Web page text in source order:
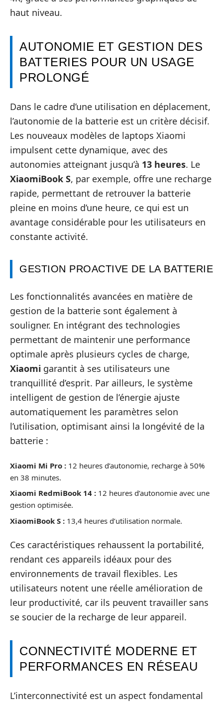
haut niveau.
AUTONOMIE ET GESTION DES
BATTERIES POUR UN USAGE
PROLONGÉ
Dans le cadre d’une utilisation en déplacement,
l’autonomie de la batterie est un critère décisif.
Les nouveaux modèles de laptops Xiaomi
impulsent cette dynamique, avec des
autonomies atteignant jusqu’à 13 heures. Le
XiaomiBook S, par exemple, offre une recharge
rapide, permettant de retrouver la batterie
pleine en moins d’une heure, ce qui est un
avantage considérable pour les utilisateurs en
constante activité.
GESTION PROACTIVE DE LA BATTERIE
Les fonctionnalités avancées en matière de
gestion de la batterie sont également à
souligner. En intégrant des technologies
permettant de maintenir une performance
optimale après plusieurs cycles de charge,
Xiaomi garantit à ses utilisateurs une
tranquillité d’esprit. Par ailleurs, le système
intelligent de gestion de l’énergie ajuste
automatiquement les paramètres selon
l’utilisation, optimisant ainsi la longévité de la
batterie :
Xiaomi Mi Pro : 12 heures d’autonomie, recharge à 50%
en 38 minutes.
Xiaomi RedmiBook 14 : 12 heures d’autonomie avec une
gestion optimisée.
XiaomiBook S : 13,4 heures d’utilisation normale.
Ces caractéristiques rehaussent la portabilité,
rendant ces appareils idéaux pour des
environnements de travail flexibles. Les
utilisateurs notent une réelle amélioration de
leur productivité, car ils peuvent travailler sans
se soucier de la recharge de leur appareil.
CONNECTIVITÉ MODERNE ET
PERFORMANCES EN RÉSEAU
L’interconnectivité est un aspect fondamental